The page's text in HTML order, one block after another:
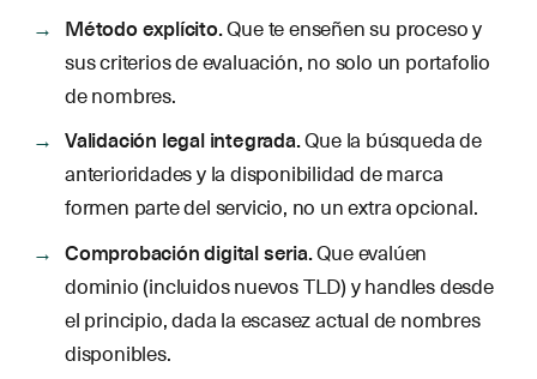
Método explícito.Que te enseñen su proceso y
sus criterios de evaluación, no solo un portafolio
de nombres.
Validación legal integrada.Que la búsqueda de
anterioridades y la disponibilidad de marca
formen parte del servicio, no un extra opcional.
Comprobación digital seria.Que evalúen
dominio (incluidos nuevos TLD) y handles desde
el principio, dada la escasez actual de nombres
disponibles.